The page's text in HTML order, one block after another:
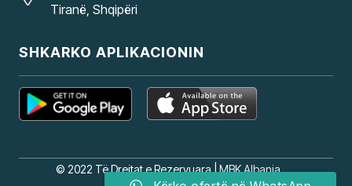
Tiranë, Shqipëri
SHKARKO APLIKACIONIN
© 2022 Të Drejtat e Rezervuara |MBK Albania